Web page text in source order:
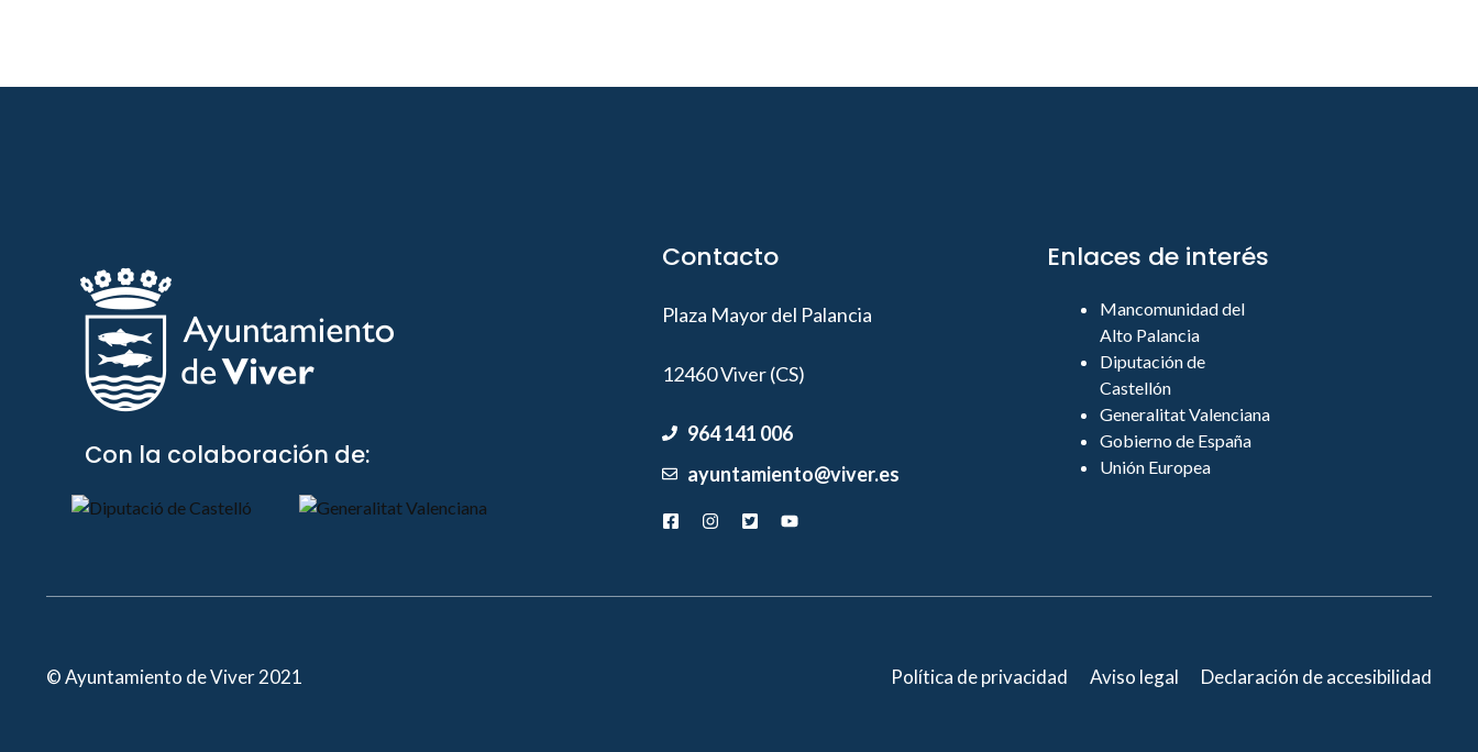
Con la colaboración de:
Contacto
Plaza Mayor del Palancia
12460 Viver (CS)
964 141 006
ayuntamiento@viver.es
Enlaces de interés
Mancomunidad del
Alto Palancia
Diputación de
Castellón
Generalitat Valenciana
Gobierno de España
Unión Europea
© Ayuntamiento de Viver 2021 Política de privacidad Aviso legal Declaración de accesibilidad